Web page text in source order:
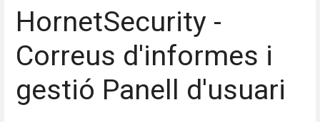
HornetSecurity -
Correus d'informes i
gestió Panell d'usuari